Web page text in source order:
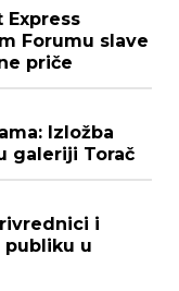
Express
Forumu slave
priče
Izložba
galeriji Torač
i
publiku u